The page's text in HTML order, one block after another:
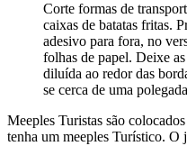
Corte formas de
caixas de batatas fritas.
adesivo para fora, no
folhas de papel. Deixe
diluída ao redor das
se cerca de uma
Meeples Turistas são
tenha um meeples Turístico. O